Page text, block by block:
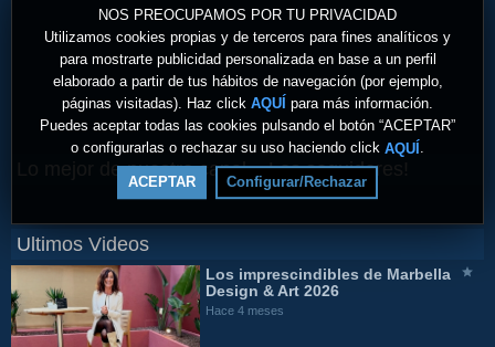
NOS PREOCUPAMOS POR TU PRIVACIDAD
Utilizamos cookies propias y de terceros para fines analíticos y
para mostrarte publicidad personalizada en base a un perfil
elaborado a partir de tus hábitos de navegación (por ejemplo,
páginas visitadas). Haz click AQUÍ para más información.
Puedes aceptar todas las cookies pulsando el botón “ACEPTAR”
o configurarlas o rechazar su uso haciendo click AQUÍ
ACEPTAR Configurar/Rechazar
Lo mejor de nuestro canal... Los seguidores!
Ultimos Videos
Los imprescindibles de Marbella
Design & Art 2026
Hace 4 meses